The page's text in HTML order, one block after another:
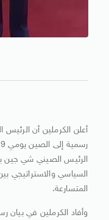
أعلن الكرملين أن الرئيس
الرئيس الصيني شي جين
السياسي والاستراتيجي
المتسارعة.
وأفاد الكرملين في بيان